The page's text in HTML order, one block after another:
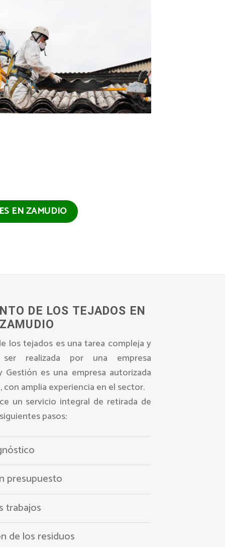
EN ZAMUDIO
DE LOS TEJADOS EN
los tejados es una tarea compleja y
realizada por una empresa
Gestión es una empresa autorizada
amplia experiencia en el sector.
un servicio integral de retirada de
pasos:
presupuesto
trabajos
de los residuos